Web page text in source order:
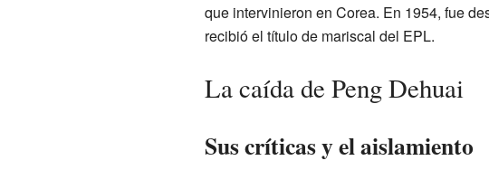
que intervinieron en Corea. En 1954, fue
recibió el título de mariscal del EPL.
La caída de Peng Dehuai
Sus críticas y el aislamiento